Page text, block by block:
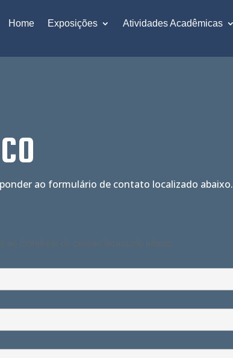
Home Exposições Atividades Acadêmicas
ao formulário de contato localizado abaixo.